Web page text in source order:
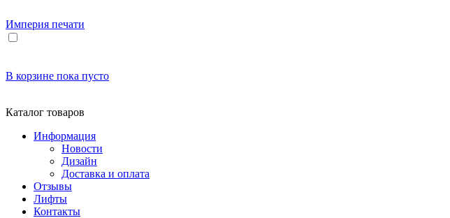
Империя печати
В корзине пока пусто
Каталог товаров
Информация
Новости
Дизайн
Доставка и оплата
Отзывы
Лифты
Контакты